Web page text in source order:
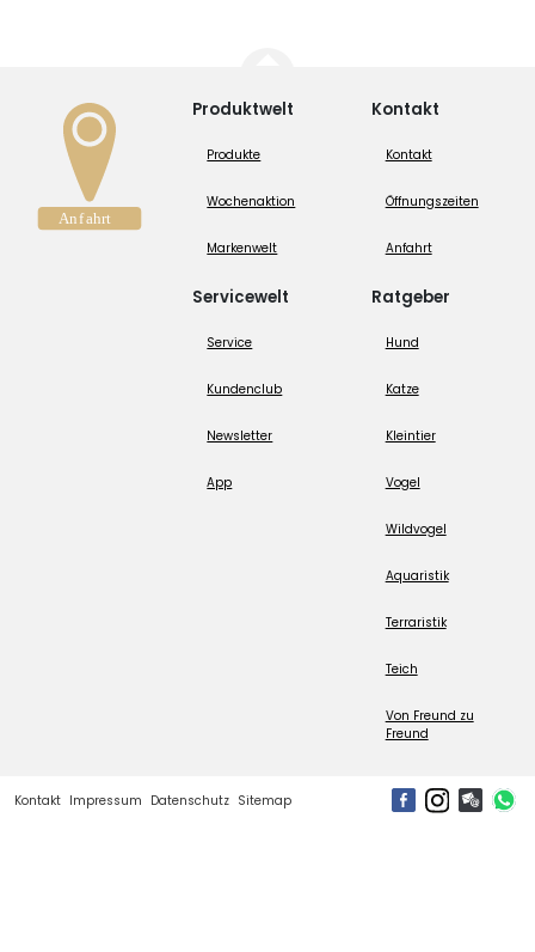
Produktwelt
Produkte
Wochenaktion
Markenwelt
Servicewelt
Service
Kundenclub
Newsletter
App
Kontakt
Kontakt
Öffnungszeiten
Anfahrt
Ratgeber
Hund
Katze
Kleintier
Vogel
Wildvogel
Aquaristik
Terraristik
Teich
Von Freund zu
Freund
Kontakt Impressum Datenschutz Sitemap